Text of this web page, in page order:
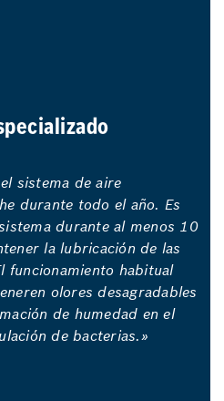
sistema de aire
durante todo el año. Es
durante al menos 10
la lubricación de las
funcionamiento habitual
olores desagradables
de humedad en el
de bacterias.»